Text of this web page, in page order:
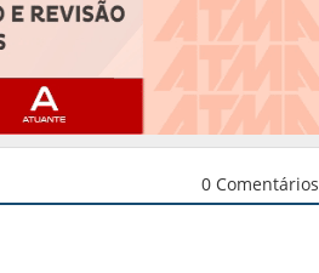
0 Comentários